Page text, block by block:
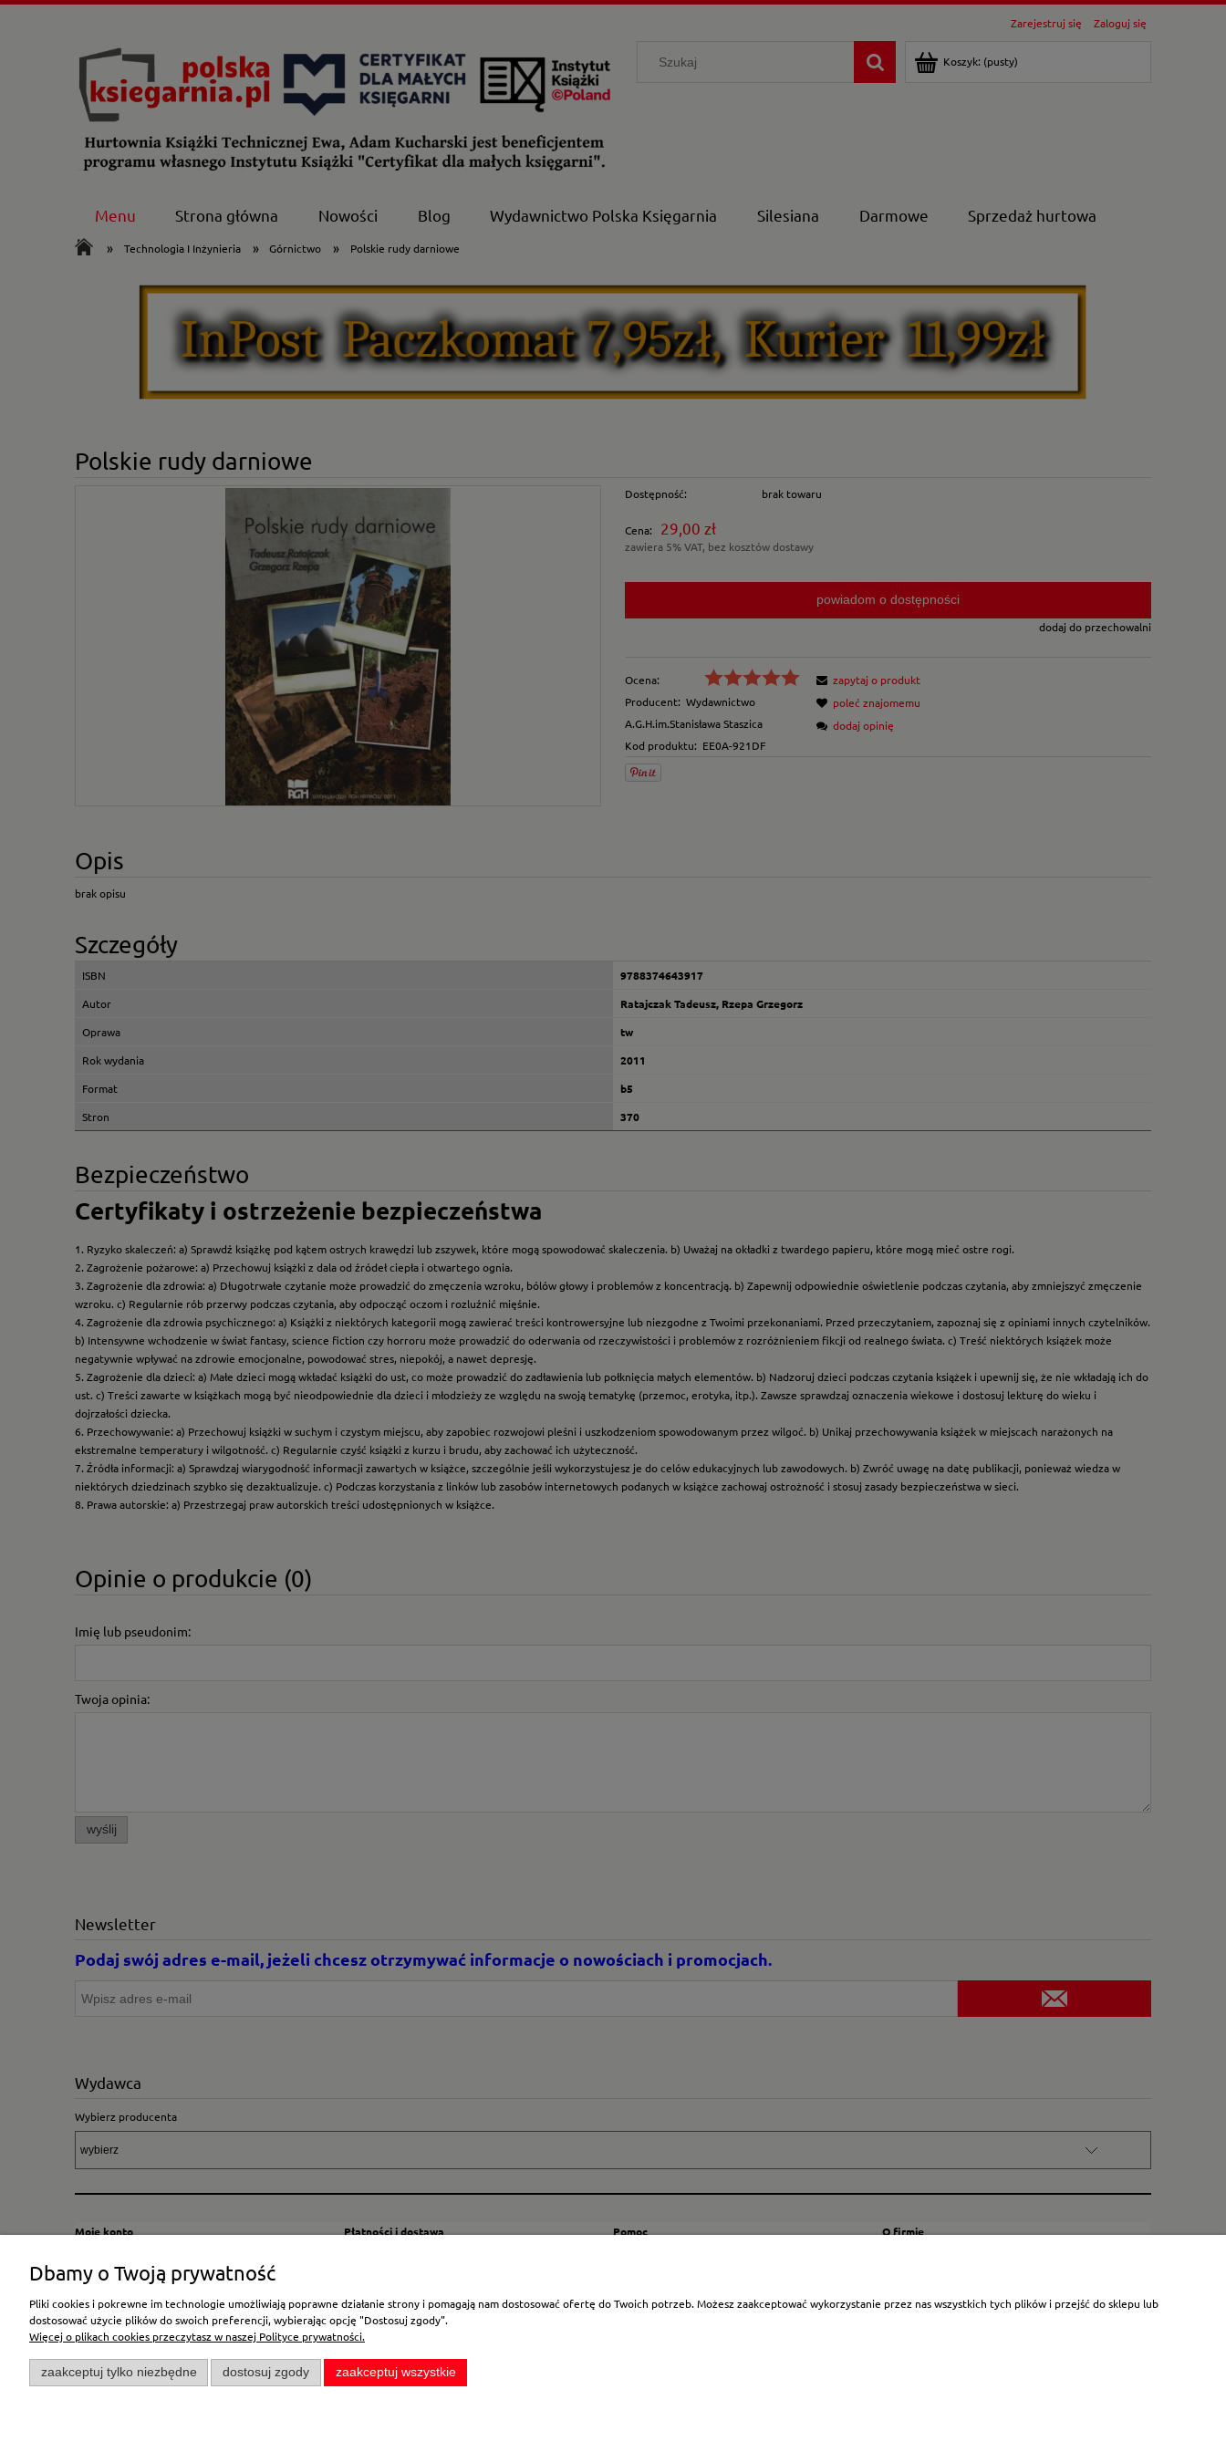
Zarejestruj się Zaloguj się
Koszyk: (pusty)
Menu Strona główna Nowości Blog Wydawnictwo Polska Księgarnia Silesiana Darmowe Sprzedaż hurtowa
» Technologia I Inżynieria » Górnictwo » Polskie rudy darniowe
Polskie rudy darniowe
Dostępność: brak towaru
Cena: 29,00 zł
zawiera 5% VAT, bez kosztów dostawy
powiadom o dostępności
dodaj do przechowalni
Ocena:
Producent: Wydawnictwo
A.G.H.im.Stanisława Staszica
Kod produktu: EE0A-921DF
zapytaj o produkt
poleć znajomemu
dodaj opinię
Opis
brak opisu
Szczegóły
ISBN
9788374643917
Autor
Ratajczak Tadeusz, Rzepa Grzegorz
Oprawa
tw
Rok wydania
2011
Format
b5
Stron
370
Bezpieczeństwo
Certyfikaty i ostrzeżenie bezpieczeństwa
1. Ryzyko skaleczeń: a) Sprawdź książkę pod kątem ostrych krawędzi lub zszywek, które mogą spowodować skaleczenia. b) Uważaj na okładki z twardego papieru, które mogą mieć ostre rogi.
2. Zagrożenie pożarowe: a) Przechowuj książki z dala od źródeł ciepła i otwartego ognia.
3. Zagrożenie dla zdrowia: a) Długotrwałe czytanie może prowadzić do zmęczenia wzroku, bólów głowy i problemów z koncentracją. b) Zapewnij odpowiednie oświetlenie podczas czytania, aby zmniejszyć zmęczenie
wzroku. c) Regularnie rób przerwy podczas czytania, aby odpocząć oczom i rozluźnić mięśnie.
4. Zagrożenie dla zdrowia psychicznego: a) Książki z niektórych kategorii mogą zawierać treści kontrowersyjne lub niezgodne z Twoimi przekonaniami. Przed przeczytaniem, zapoznaj się z opiniami innych czytelników.
b) Intensywne wchodzenie w świat fantasy, science fiction czy horroru może prowadzić do oderwania od rzeczywistości i problemów z rozróżnieniem fikcji od realnego świata. c) Treść niektórych książek może
negatywnie wpływać na zdrowie emocjonalne, powodować stres, niepokój, a nawet depresję.
5. Zagrożenie dla dzieci: a) Małe dzieci mogą wkładać książki do ust, co może prowadzić do zadławienia lub połknięcia małych elementów. b) Nadzoruj dzieci podczas czytania książek i upewnij się, że nie wkładają ich do
ust. c) Treści zawarte w książkach mogą być nieodpowiednie dla dzieci i młodzieży ze względu na swoją tematykę (przemoc, erotyka, itp.). Zawsze sprawdzaj oznaczenia wiekowe i dostosuj lekturę do wieku i
dojrzałości dziecka.
6. Przechowywanie: a) Przechowuj książki w suchym i czystym miejscu, aby zapobiec rozwojowi pleśni i uszkodzeniom spowodowanym przez wilgoć. b) Unikaj przechowywania książek w miejscach narażonych na
ekstremalne temperatury i wilgotność. c) Regularnie czyść książki z kurzu i brudu, aby zachować ich użyteczność.
7. Źródła informacji: a) Sprawdzaj wiarygodność informacji zawartych w książce, szczególnie jeśli wykorzystujesz je do celów edukacyjnych lub zawodowych. b) Zwróć uwagę na datę publikacji, ponieważ wiedza w
niektórych dziedzinach szybko się dezaktualizuje. c) Podczas korzystania z linków lub zasobów internetowych podanych w książce zachowaj ostrożność i stosuj zasady bezpieczeństwa w sieci.
8. Prawa autorskie: a) Przestrzegaj praw autorskich treści udostępnionych w książce.
Opinie o produkcie (0)
Imię lub pseudonim:
Twoja opinia:
wyślij
Newsletter
Podaj swój adres e-mail, jeżeli chcesz otrzymywać informacje o nowościach i promocjach.
Wydawca
Wybierz producenta
Moje konto
Twoje zamówienia
Ustawienia konta
Przechowalnia
Płatności i dostawa
Płatność
Pomoc
Polityka cookies
O firmie
Blog
Dbamy o Twoją prywatność
Pliki cookies i pokrewne im technologie umożliwiają poprawne działanie strony i pomagają nam dostosować ofertę do Twoich potrzeb. Możesz zaakceptować wykorzystanie przez nas wszystkich tych plików i przejść do sklepu lub
dostosować użycie plików do swoich preferencji, wybierając opcję "Dostosuj zgody".
Więcej o plikach cookies przeczytasz w naszej Polityce prywatności.
zaakceptuj tylko niezbędne dostosuj zgody zaakceptuj wszystkie